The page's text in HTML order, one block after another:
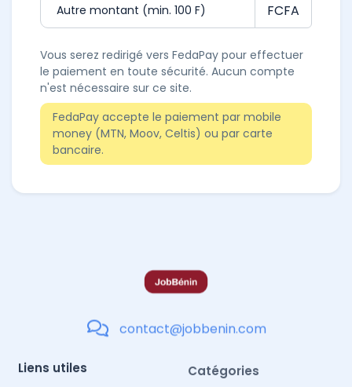
FCFA
Vous serez redirigé vers FedaPay pour effectuer
le paiement en toute sécurité. Aucun compte
n'est nécessaire sur ce site.
FedaPay accepte le paiement par mobile
money (MTN, Moov, Celtis) ou par carte
bancaire.
contact@jobbenin.com
Liens utiles
Catégories